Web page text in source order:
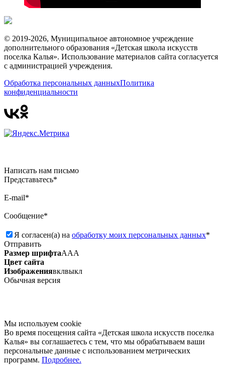
© 2019-2026, Муниципальное автономное учреждение
дополнительного образования «Детская школа искусств
поселка Калья». Использование материалов сайта согласуется
с администрацией учреждения.
Обработка персональных данныхПолитика
конфиденциальности
Написать нам письмо
Представьтесь*
E-mail*
Сообщение*
Я согласен(а) на обработку моих персональных данных*
Отправить
Размер шрифтаААА
Цвет сайта
Изображениявклвыкл
Обычная версия
Мы используем сookie
Во время посещения сайта «Детская школа искусств поселка
Калья» вы соглашаетесь с тем, что мы обрабатываем ваши
персональные данные с использованием метрических
программ. Подробнее.